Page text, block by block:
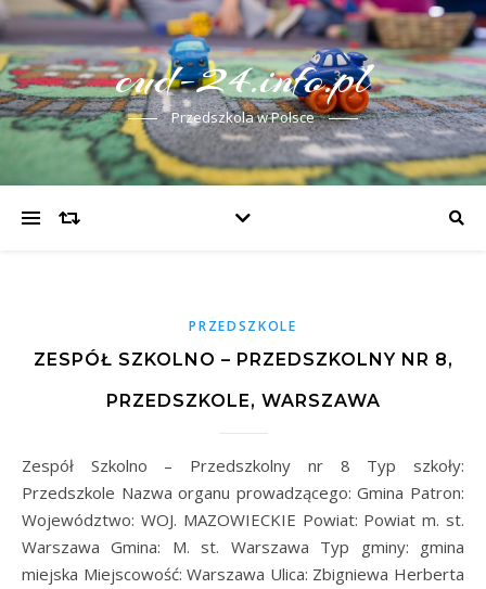
cud-24.info.pl
Przedszkola w Polsce
PRZEDSZKOLE
ZESPÓŁ SZKOLNO – PRZEDSZKOLNY NR 8,
PRZEDSZKOLE, WARSZAWA
Zespół Szkolno – Przedszkolny nr 8 Typ szkoły:
Przedszkole Nazwa organu prowadzącego: Gmina Patron:
Województwo: WOJ. MAZOWIECKIE Powiat: Powiat m. st.
Warszawa Gmina: M. st. Warszawa Typ gminy: gmina
miejska Miejscowość: Warszawa Ulica: Zbigniewa Herberta